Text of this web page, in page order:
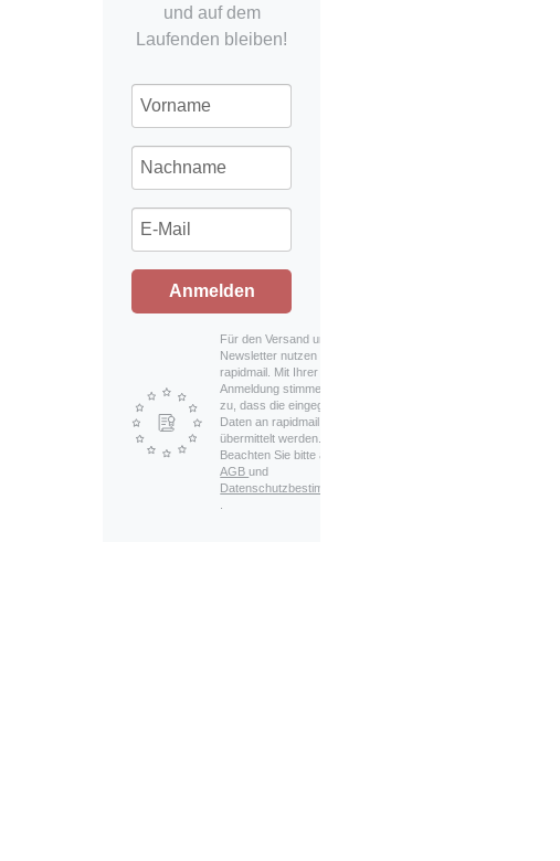
und auf dem
Laufenden bleiben!
Anmelden
Für den Versand unserer
Newsletter nutzen wir
rapidmail. Mit Ihrer
Anmeldung stimmen Sie
zu, dass die eingegebenen
Daten an rapidmail
übermittelt werden.
Beachten Sie bitte auch die
AGBund
Datenschutzbestimmungen